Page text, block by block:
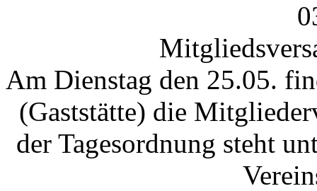
Am Dienstag den 25.05.
(Gaststätte) die
der Tagesordnung steht